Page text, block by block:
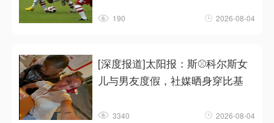
190 2026-08-04
[深度报道]太阳报：斯⚾科尔斯女
儿与男友度假，社媒晒身穿比基
3340 2026-08-04